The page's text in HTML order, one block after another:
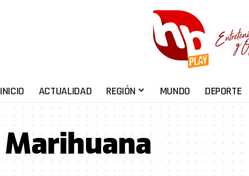
INICIO ACTUALIDAD REGIÓN MUNDO DEPORTE
Marihuana